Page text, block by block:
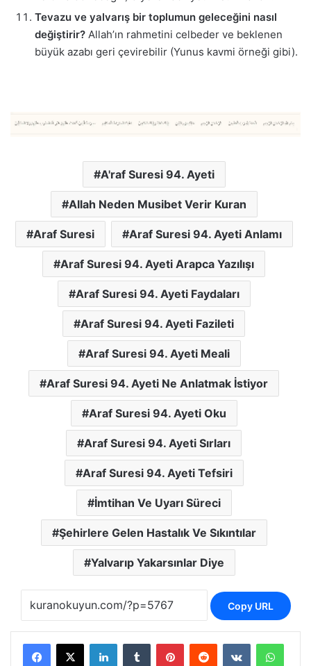
Tevazu ve yalvarış bir toplumun geleceğini nasıl
değiştirir? Allah’ın rahmetini celbeder ve beklenen
büyük azabı geri çevirebilir (Yunus kavmi örneği gibi).
A'raf Suresi 94. Ayeti
Allah Neden Musibet Verir Kuran
Araf Suresi Araf Suresi 94. Ayeti Anlamı
Araf Suresi 94. Ayeti Arapca Yazılışı
Araf Suresi 94. Ayeti Faydaları
Araf Suresi 94. Ayeti Fazileti
Araf Suresi 94. Ayeti Meali
Araf Suresi 94. Ayeti Ne Anlatmak İstiyor
Araf Suresi 94. Ayeti Oku
Araf Suresi 94. Ayeti Sırları
Araf Suresi 94. Ayeti Tefsiri
İmtihan Ve Uyarı Süreci
Şehirlere Gelen Hastalık Ve Sıkıntılar
Yalvarıp Yakarsınlar Diye
Copy URL
LinkedInTumblr PinterestReddit VKontakte